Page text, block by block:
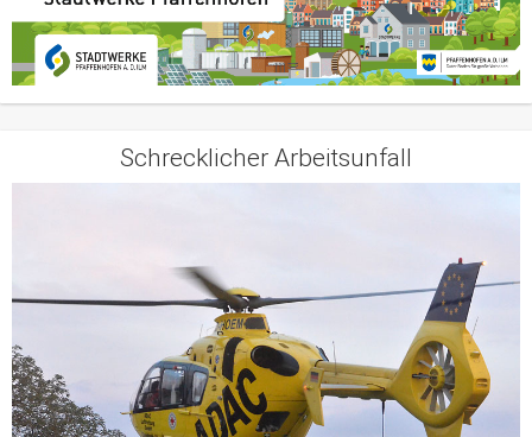
Schrecklicher Arbeitsunfall